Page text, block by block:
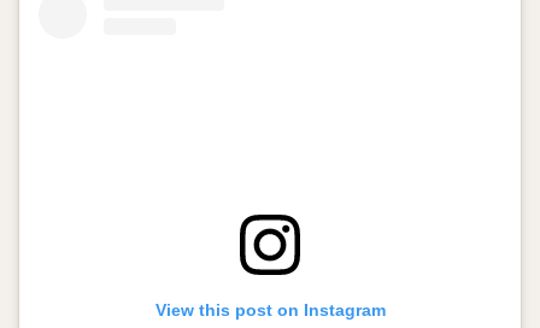
View this post on Instagram